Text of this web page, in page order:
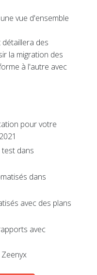
vue d'ensemble
des
la migration des
à l'autre avec
pour votre
dans
dans
avec des plans
avec